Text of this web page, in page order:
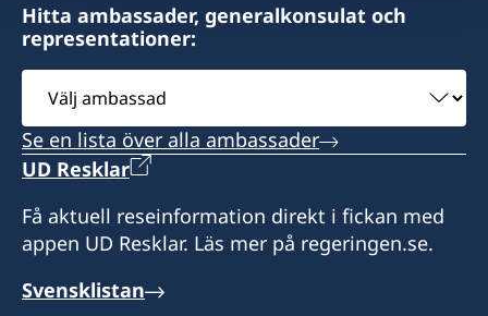
Hitta ambassader, generalkonsulat och
representationer:
Välj
ambassad
Se en lista över alla ambassader
UD Resklar
Få aktuell reseinformation direkt i fickan med
appen UD Resklar. Läs mer på regeringen.se.
Svensklistan